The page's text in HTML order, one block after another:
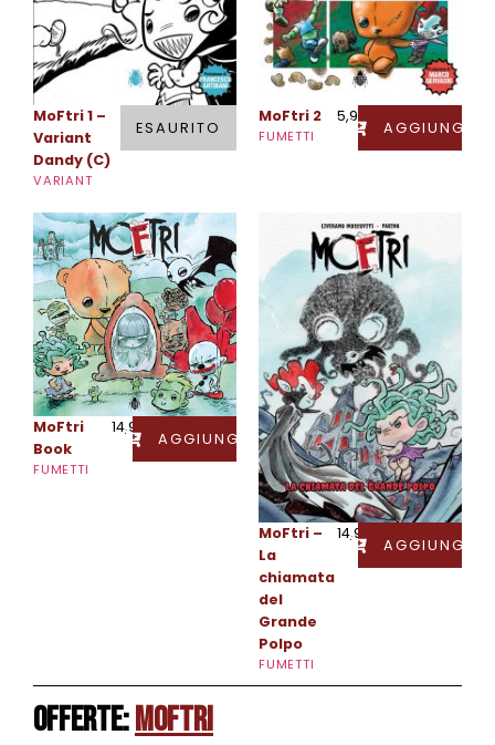
MoFtri 1 –
Variant
Dandy (C)
VARIANT
ESAURITO
MoFtri 2
FUMETTI
5,90
AGGIUNGI
MoFtri
Book
FUMETTI
14,90
AGGIUNGI
MoFtri –
La
chiamata
del
Grande
Polpo
FUMETTI
14,90
AGGIUNGI
Offerte:MoFtri